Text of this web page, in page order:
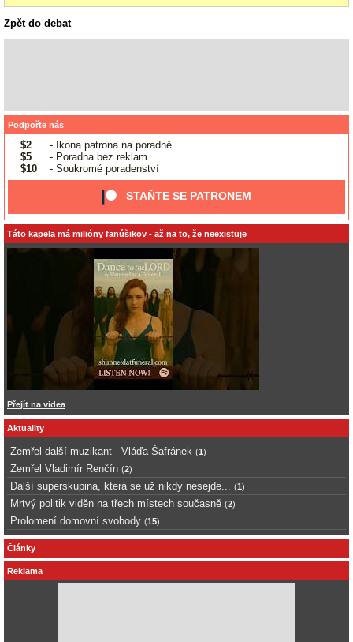
Zpět do debat
Podpořte nás
$2
- Ikona patrona na poradně
$5
- Poradna bez reklam
$10
- Soukromé poradenství
STAŇTE SE PATRONEM
Táto kapela má milióny fanúšikov - až na to, že neexistuje
Přejít na videa
Aktuality
Zemřel další muzikant - Vláďa Šafránek (1)
Zemřel Vladimír Renčín (2)
Další superskupina, která se už nikdy nesejde... (1)
Mrtvý politik viděn na třech místech současně (2)
Prolomení domovní svobody (15)
Články
Reklama